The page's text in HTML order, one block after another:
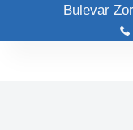
Bulevar